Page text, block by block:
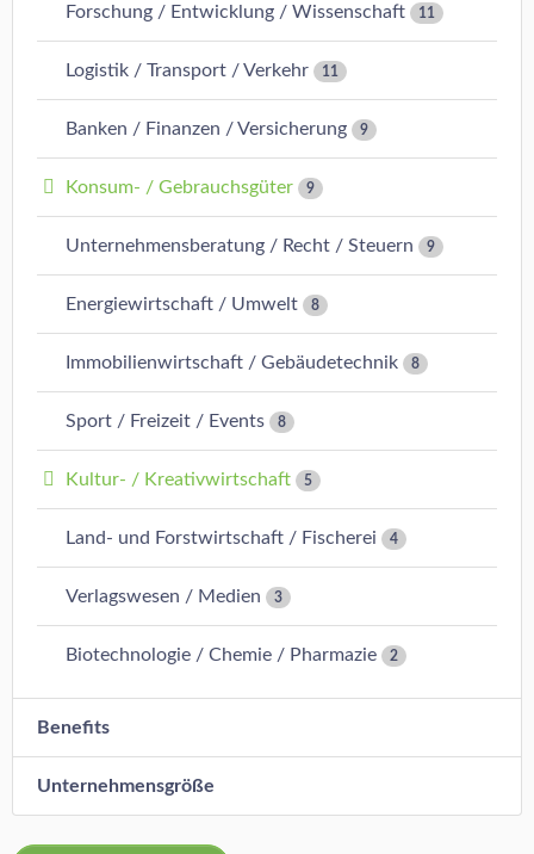
Forschung / Entwicklung / Wissenschaft 11
Logistik / Transport / Verkehr 11
Banken / Finanzen / Versicherung 9
Konsum- / Gebrauchsgüter 9
Unternehmensberatung / Recht / Steuern 9
Energiewirtschaft / Umwelt 8
Immobilienwirtschaft / Gebäudetechnik 8
Sport / Freizeit / Events 8
Kultur- / Kreativwirtschaft 5
Land- und Forstwirtschaft / Fischerei 4
Verlagswesen / Medien 3
Biotechnologie / Chemie / Pharmazie 2
Benefits
Unternehmensgröße